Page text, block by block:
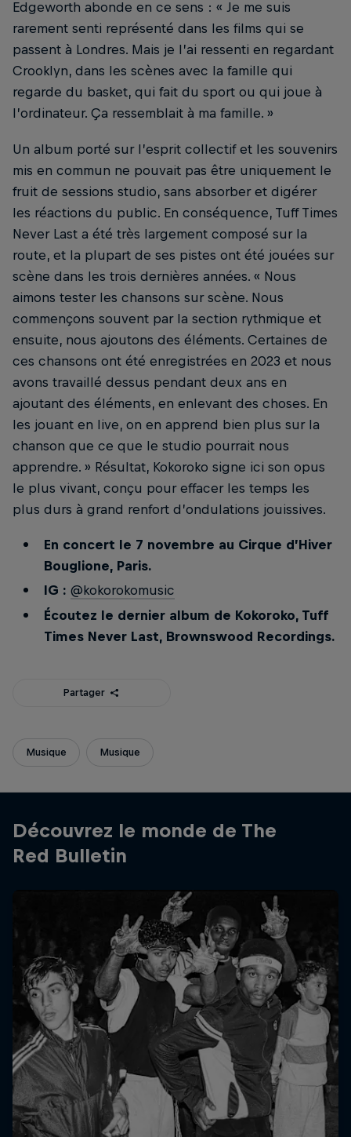
Edgeworth abonde en ce sens : « Je me suis
rarement senti représenté dans les films qui se
passent à Londres. Mais je l’ai ressenti en regardant
Crooklyn, dans les scènes avec la famille qui
regarde du basket, qui fait du sport ou qui joue à
l’ordinateur. Ça ressemblait à ma famille. »
Un album porté sur l’esprit collectif et les souvenirs
mis en commun ne pouvait pas être uniquement le
fruit de sessions studio, sans absorber et digérer
les réactions du public. En conséquence, Tuff Times
Never Last a été très largement composé sur la
route, et la plupart de ses pistes ont été jouées sur
scène dans les trois dernières années. « Nous
aimons tester les chansons sur scène. Nous
commençons souvent par la section rythmique et
ensuite, nous ajoutons des éléments. Certaines de
ces chansons ont été enregistrées en 2023 et nous
avons travaillé dessus pendant deux ans en
ajoutant des éléments, en enlevant des choses. En
les jouant en live, on en apprend bien plus sur la
chanson que ce que le studio pourrait nous
apprendre. » Résultat, Kokoroko signe ici son opus
le plus vivant, conçu pour effacer les temps les
plus durs à grand renfort d’ondulations jouissives.
En concert le 7 novembre au Cirque d’Hiver
Bouglione, Paris.
IG : @kokorokomusic
Écoutez le dernier album de Kokoroko, Tuff
Times Never Last, Brownswood Recordings.
Partager
Musique Musique
Découvrez le monde de The
Red Bulletin